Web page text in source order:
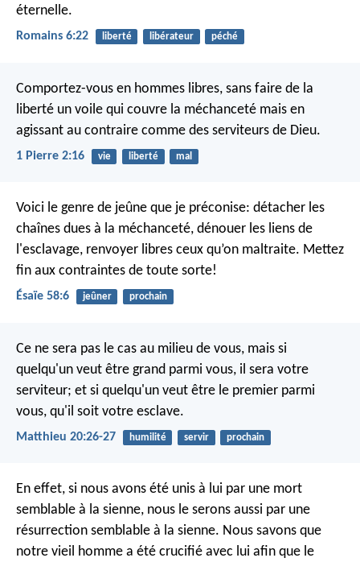
éternelle.
Romains 6:22 liberté libérateur péché
Comportez-vous en hommes libres, sans faire de la
liberté un voile qui couvre la méchanceté mais en
agissant au contraire comme des serviteurs de Dieu.
1 Pierre 2:16 vie liberté mal
Voici le genre de jeûne que je préconise: détacher les
chaînes dues à la méchanceté, dénouer les liens de
l'esclavage, renvoyer libres ceux qu’on maltraite. Mettez
fin aux contraintes de toute sorte!
Ésaïe 58:6 jeûner prochain
Ce ne sera pas le cas au milieu de vous, mais si
quelqu'un veut être grand parmi vous, il sera votre
serviteur; et si quelqu'un veut être le premier parmi
vous, qu'il soit votre esclave.
Matthieu 20:26-27 humilité servir prochain
En effet, si nous avons été unis à lui par une mort
semblable à la sienne, nous le serons aussi par une
résurrection semblable à la sienne. Nous savons que
notre vieil homme a été crucifié avec lui afin que le